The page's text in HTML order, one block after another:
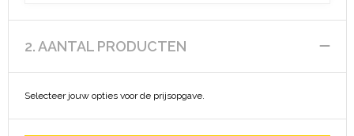
2. AANTAL PRODUCTEN
Selecteer jouw opties voor de prijsopgave.